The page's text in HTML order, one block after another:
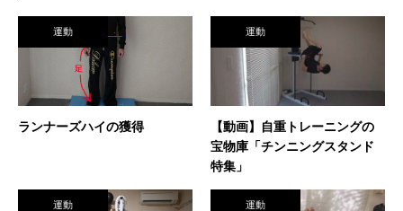
運動
ランナーズハイの獲得
運動
【動画】自重トレーニングの
宝物庫「チンニングスタンド
特集」
運動 運動